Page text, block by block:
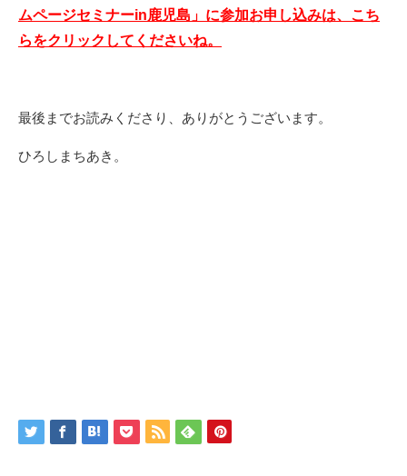
ムページセミナーin鹿児島」に参加お申し込みは、こち
らをクリックしてくださいね。
最後までお読みくださり、ありがとうございます。
ひろしまちあき。